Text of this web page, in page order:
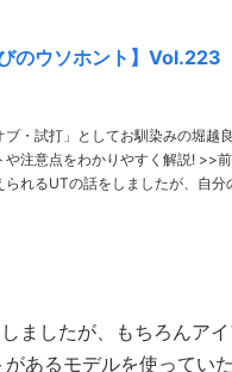
びのウソホント】
ブ・試打」としてお馴染みの堀
やすく解説! >>前回のお話はこちら 前回、ウェイトの調整によって重
られるUTの話をしましたが、自
ましたが、もちろんア
あるモデルを使ってい